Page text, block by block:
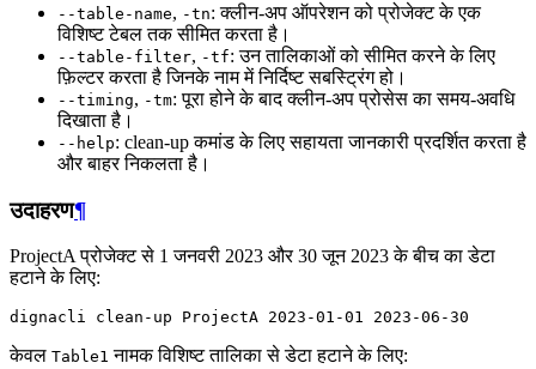
--table-name, -tn: क्लीन-अप ऑपरेशन को प्रोजेक्ट के एक
विशिष्ट टेबल तक सीमित करता है।
--table-filter, -tf: उन तालिकाओं को सीमित करने के लिए
फ़िल्टर करता है जिनके नाम में निर्दिष्ट सबस्ट्रिंग हो।
--timing, -tm: पूरा होने के बाद क्लीन-अप प्रोसेस का समय-अवधि
दिखाता है।
--help: clean-up कमांड के लिए सहायता जानकारी प्रदर्शित करता है
और बाहर निकलता है।
उदाहरण¶
ProjectA प्रोजेक्ट से 1 जनवरी 2023 और 30 जून 2023 के बीच का डेटा
हटाने के लिए:
dignacli clean-up ProjectA 2023 -01-01 2023
केवल Table1 नामक विशिष्ट तालिका से डेटा हटाने के लिए: